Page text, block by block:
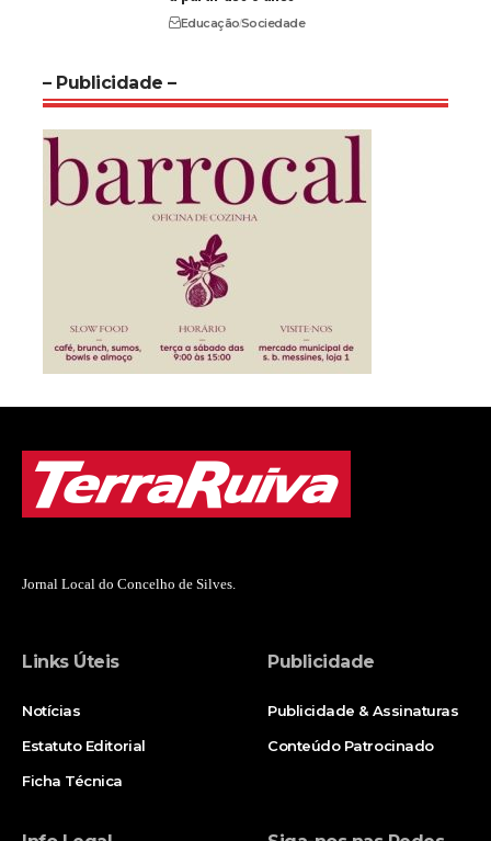
EducaçãoSociedade
– Publicidade –
Jornal Local do Concelho de Silves.
Links Úteis
Notícias
Estatuto Editorial
Ficha Técnica
Publicidade
Publicidade & Assinaturas
Conteúdo Patrocinado